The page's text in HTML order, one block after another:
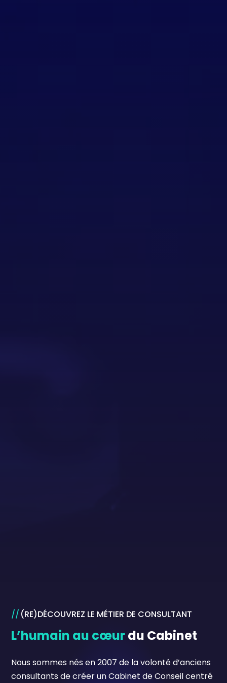
(RE)DÉCOUVREZ LE MÉTIER DE CONSULTANT
L’humain au cœurdu Cabinet
Nous sommes nés en 2007 de la volonté d’anciens
consultants de créer un Cabinet de Conseil centré